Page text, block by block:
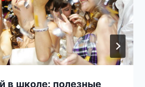
в школе: полезные